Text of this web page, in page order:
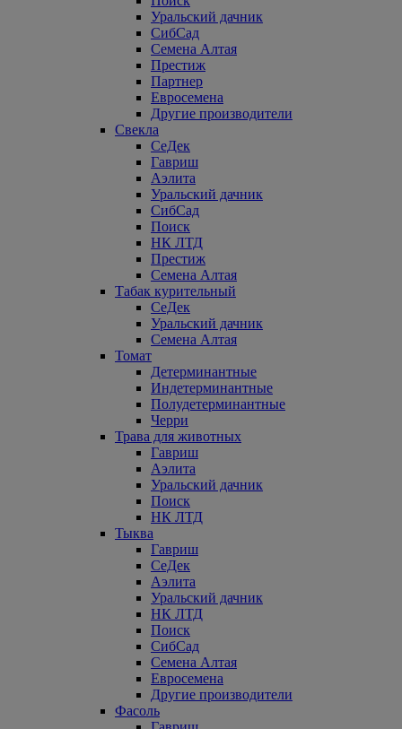
Уральский дачник
СибСад
Семена Алтая
Престиж
Партнер
Евросемена
Другие производители
Свекла
СеДек
Гавриш
Аэлита
Уральский дачник
СибСад
Поиск
НК ЛТД
Престиж
Семена Алтая
Табак курительный
СеДек
Уральский дачник
Семена Алтая
Томат
Детерминантные
Индетерминантные
Полудетерминантные
Черри
Трава для животных
Гавриш
Аэлита
Уральский дачник
Поиск
НК ЛТД
Тыква
Гавриш
СеДек
Аэлита
Уральский дачник
НК ЛТД
Поиск
СибСад
Семена Алтая
Евросемена
Другие производители
Фасоль